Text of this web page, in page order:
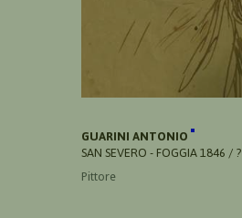
GUARINI ANTONIO
SAN SEVERO - FOGGIA 1846 / ?
Pittore